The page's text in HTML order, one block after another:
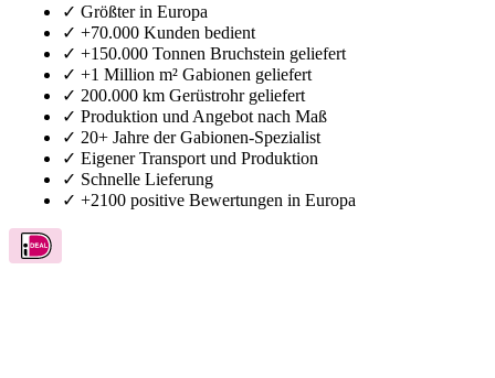
✓ Größter in Europa
✓ +70.000 Kunden bedient
✓ +150.000 Tonnen Bruchstein geliefert
✓ +1 Million m² Gabionen geliefert
✓ 200.000 km Gerüstrohr geliefert
✓ Produktion und Angebot nach Maß
✓ 20+ Jahre der Gabionen-Spezialist
✓ Eigener Transport und Produktion
✓ Schnelle Lieferung
✓ +2100 positive Bewertungen in Europa